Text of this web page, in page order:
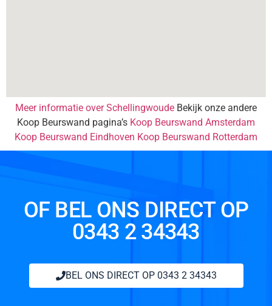
Meer informatie over Schellingwoude Bekijk onze andere
Koop Beurswand pagina’s Koop Beurswand Amsterdam
Koop Beurswand Eindhoven Koop Beurswand Rotterdam
OF BEL ONS DIRECT OP
0343 2 34343
BEL ONS DIRECT OP 0343 2 34343